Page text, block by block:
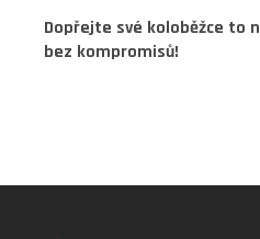
Dopřejte své koloběžce to
bez kompromisů!